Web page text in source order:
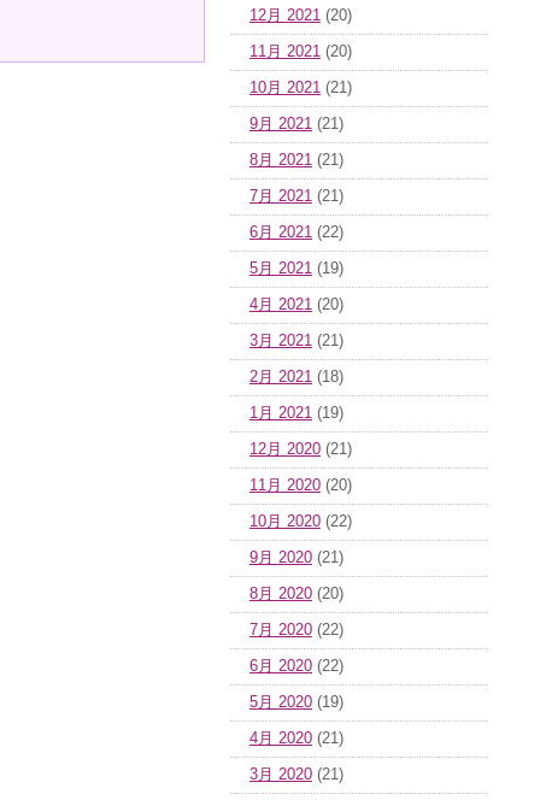
12月 2021 (20)
11月 2021 (20)
10月 2021 (21)
9月 2021 (21)
8月 2021 (21)
7月 2021 (21)
6月 2021 (22)
5月 2021 (19)
4月 2021 (20)
3月 2021 (21)
2月 2021 (18)
1月 2021 (19)
12月 2020 (21)
11月 2020 (20)
10月 2020 (22)
9月 2020 (21)
8月 2020 (20)
7月 2020 (22)
6月 2020 (22)
5月 2020 (19)
4月 2020 (21)
3月 2020 (21)